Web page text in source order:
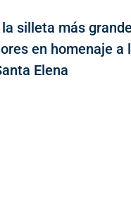
silleta más
en homenaje a
Elena